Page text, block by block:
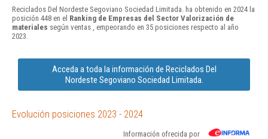
Reciclados Del Nordeste Segoviano Sociedad Limitada. ha obtenido en 2024 la
posición 448 en el Ranking de Empresas del Sector Valorización de
materiales según ventas , empeorando en 35 posiciones respecto al año
2023.
Acceda a toda la información de Reciclados Del
Nordeste Segoviano Sociedad Limitada.
Evolución posiciones 2023 - 2024
Información ofrecida por